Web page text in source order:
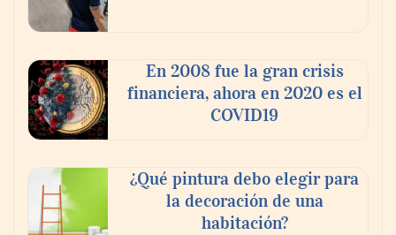
La poda de árboles perfecta: ¿Cuándo y
cómo?
En 2008 fue la gran crisis
financiera, ahora en 2020 es el
COVID19
¿Qué pintura debo elegir para
la decoración de una
habitación?